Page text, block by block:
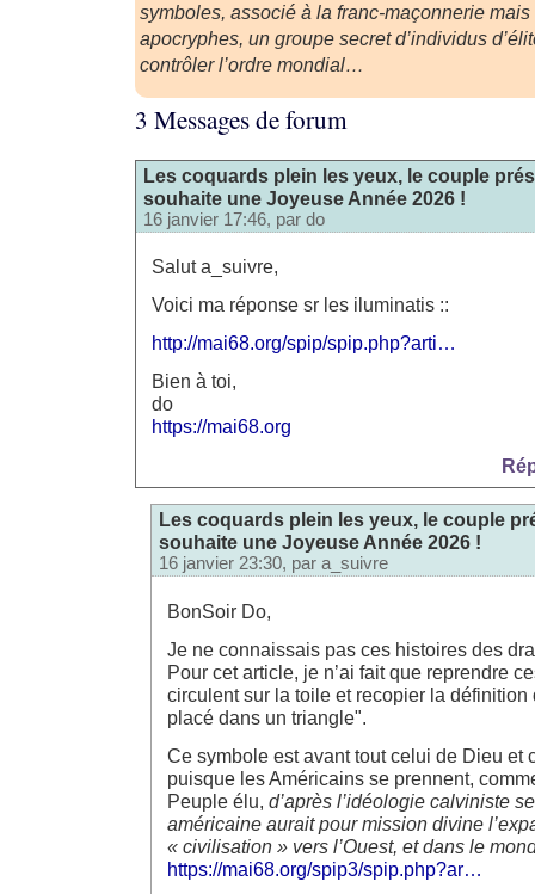
symboles, associé à la franc-maçonnerie
apocryphes, un groupe secret d’individus
contrôler l’ordre mondial…
3 Messages de forum
Les coquards plein les yeux, le couple
souhaite une Joyeuse Année 2026 !
16 janvier 17:46, par do
Salut a_suivre,
Voici ma réponse sr les iluminatis ::
http://mai68.org/spip/spip.php?arti…
Bien à toi,
do
https://mai68.org
Les coquards plein les yeux, le couple
souhaite une Joyeuse Année 2026 !
16 janvier 23:30, par a_suivre
BonSoir Do,
Je ne connaissais pas ces histoires des
Pour cet article, je n’ai fait que reprendre
circulent sur la toile et recopier la
placé dans un triangle".
Ce symbole est avant tout celui de Dieu et
puisque les Américains se prennent,
Peuple élu, d’après l’idéologie calviniste
américaine aurait pour mission divine
« civilisation » vers l’Ouest, et dans le
https://mai68.org/spip3/spip.php?ar…